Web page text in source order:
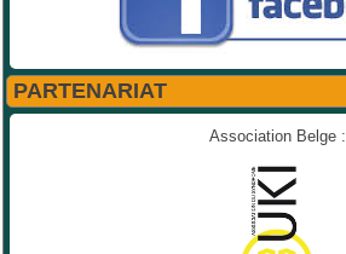
PARTENARIAT
Association Belge :